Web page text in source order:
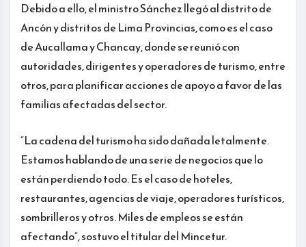
Debido a ello, el ministro Sánchez llegó al distrito de
Ancón y distritos de Lima Provincias, como es el caso
de Aucallama y Chancay, donde se reunió con
autoridades, dirigentes y operadores de turismo, entre
otros, para planificar acciones de apoyo a favor de las
familias afectadas del sector.
“La cadena del turismo ha sido dañada letalmente.
Estamos hablando de una serie de negocios que lo
están perdiendo todo. Es el caso de hoteles,
restaurantes, agencias de viaje, operadores turísticos,
sombrilleros y otros. Miles de empleos se están
afectando”, sostuvo el titular del Mincetur.